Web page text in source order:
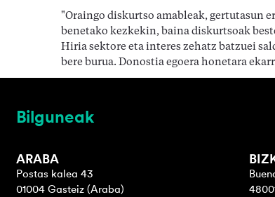
"Oraingo diskurtso amableak, gertutasun
benetako kezkekin, baina diskurtsoak
Hiria sektore eta interes zehatz batzuei
bere burua. Donostia egoera honetara
Bilguneak
ARABA
Postas kalea 43
01004 Gasteiz (Araba)